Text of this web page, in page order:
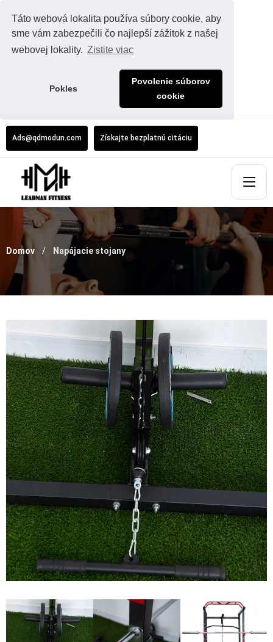
Táto webová lokalita používa súbory cookie, aby
sme vám zabezpečili čo najlepší zážitok z našej
webovej lokality. Zistite viac
Pokles
Povolenie súborov
cookie
Ads@qdmodun.com Získajte bezplatnú citáciu
Domov Napájacie stojany